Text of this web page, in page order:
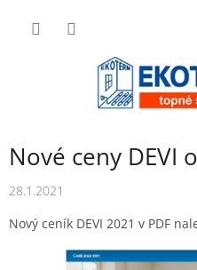
Nové ceny DEVI
28.1.2021
Nový ceník DEVI 2021 v PDF